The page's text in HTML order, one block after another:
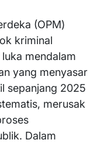
(OPM)
kriminal
mendalam
yang menyasar
sepanjang 2025
merusak
Dalam